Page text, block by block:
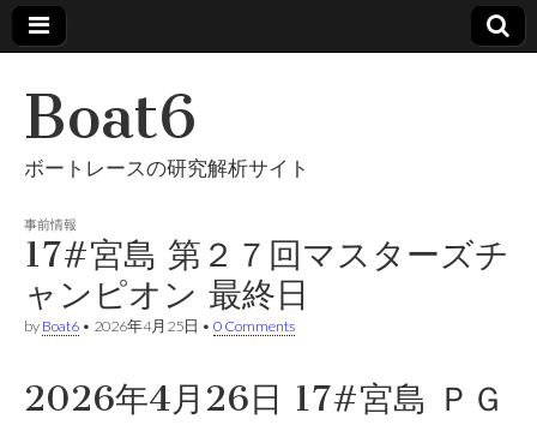
Boat6
ボートレースの研究解析サイト
事前情報
17#宮島 第２７回マスターズチ
ャンピオン 最終日
by Boat6 • 2026年4月25日 • 0 Comments
2026年4月26日 17#宮島 ＰＧ